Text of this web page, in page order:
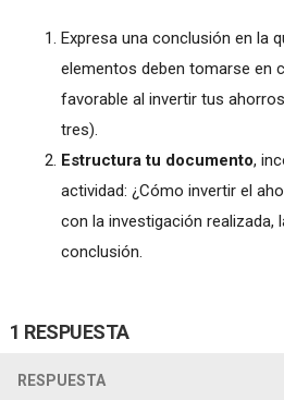
Expresa una conclusión en la
elementos deben tomarse en
favorable al invertir tus
tres).
Estructura tu documento,
actividad: ¿Cómo invertir el
con la investigación realizada,
conclusión.
1 RESPUESTA
RESPUESTA